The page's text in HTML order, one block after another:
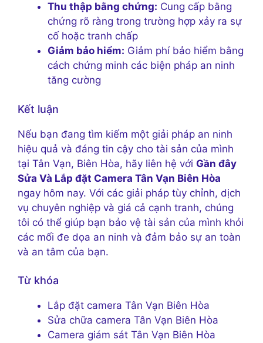
Thu thập bằng chứng: Cung cấp bằng
chứng rõ ràng trong trường hợp xảy ra sự
cố hoặc tranh chấp
Giảm bảo hiểm: Giảm phí bảo hiểm bằng
cách chứng minh các biện pháp an ninh
tăng cường
Kết luận
Nếu bạn đang tìm kiếm một giải pháp an ninh
hiệu quả và đáng tin cậy cho tài sản của mình
tại Tân Vạn, Biên Hòa, hãy liên hệ với Gần đây
Sửa Và Lắp đặt Camera Tân Vạn Biên Hòa
ngay hôm nay. Với các giải pháp tùy chỉnh, dịch
vụ chuyên nghiệp và giá cả cạnh tranh, chúng
tôi có thể giúp bạn bảo vệ tài sản của mình khỏi
các mối đe dọa an ninh và đảm bảo sự an toàn
và an tâm của bạn.
Từ khóa
Lắp đặt camera Tân Vạn Biên Hòa
Sửa chữa camera Tân Vạn Biên Hòa
Camera giám sát Tân Vạn Biên Hòa